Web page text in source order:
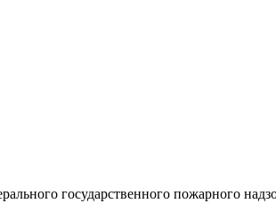
государственного пожарного